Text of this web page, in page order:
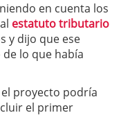
en cuenta los
estatuto tributario
y dijo que ese
lo que había
proyecto podría
el primer